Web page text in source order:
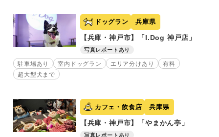
ドッグラン 兵庫県
【兵庫・神戸市】「I.Dog 神戸店」
写真レポートあり
駐車場あり 室内ドッグラン エリア分けあり
有料
超大型犬まで
カフェ・飲食店 兵庫県
【兵庫・神戸市】「やまかん亭」
写真レポートあり